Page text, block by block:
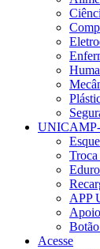
Troca
APP
Acesse